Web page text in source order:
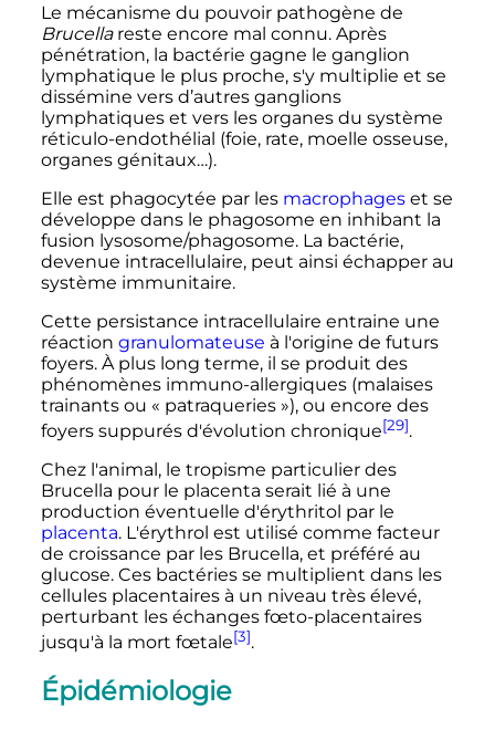
Le mécanisme du pouvoir pathogène de
Brucellareste encore mal connu. Après
pénétration, la bactérie gagne le ganglion
lymphatique le plus proche, s'y multiplie et se
dissémine vers d’autres ganglions
lymphatiques et vers les organes du système
réticulo-endothélial (foie, rate, moelle osseuse,
organes génitaux…).
Elle est phagocytée par les macrophageset se
développe dans le phagosome en inhibant la
fusion lysosome/phagosome. La bactérie,
devenue intracellulaire, peut ainsi échapper au
système immunitaire.
Cette persistance intracellulaire entraine une
réaction granulomateuse à l'origine de futurs
foyers. À plus long terme, il se produit des
phénomènes immuno-allergiques (malaises
trainants ou « patraqueries »), ou encore des
foyers suppurés d'évolution chronique[29].
Chez l'animal, le tropisme particulier des
Brucella pour le placenta serait lié à une
production éventuelle d'érythritol par le
placenta. L'érythrol est utilisé comme facteur
de croissance par les Brucella, et préféré au
glucose. Ces bactéries se multiplient dans les
cellules placentaires à un niveau très élevé,
perturbant les échanges fœto-placentaires
jusqu'à la mort fœtale[3].
Épidémiologie